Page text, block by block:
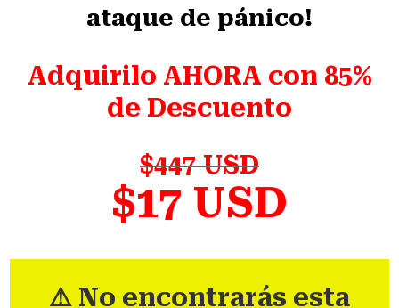
ataque de pánico!
Adquirilo AHORA con 85%
de Descuento
$447 USD
$17 USD
⚠️ No encontrarás esta